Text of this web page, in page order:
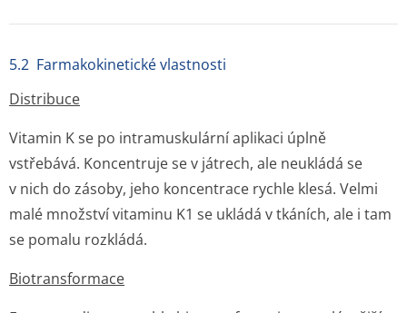
5.2 Farmakokinetické vlastnosti
Distribuce
Vitamin K se po intramuskulární aplikaci úplně
vstřebává. Koncentruje se v játrech, ale neukládá se
v nich do zásoby, jeho koncentrace rychle klesá. Velmi
malé množství vitaminu K1 se ukládá v tkáních, ale i tam
se pomalu rozkládá.
Biotransformace